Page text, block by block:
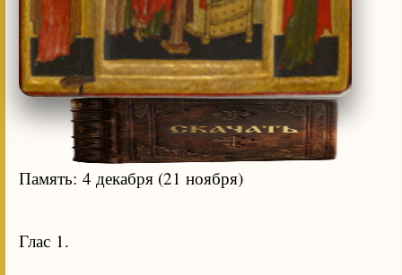
Память: 4 декабря (21 ноября)
Глас 1.